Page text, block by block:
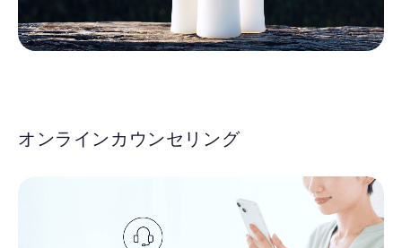
オンラインカウンセリング